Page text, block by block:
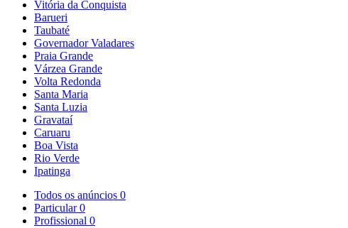
Vitória da Conquista
Barueri
Taubaté
Governador Valadares
Praia Grande
Várzea Grande
Volta Redonda
Santa Maria
Santa Luzia
Gravataí
Caruaru
Boa Vista
Rio Verde
Ipatinga
Todos os anúncios 0
Particular0
Profissional 0